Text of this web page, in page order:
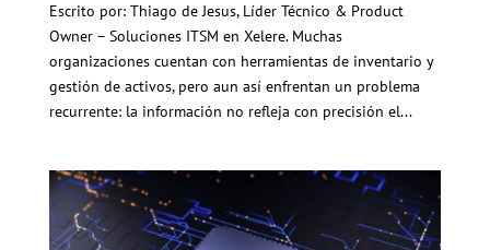
Escrito por: Thiago de Jesus, Líder Técnico & Product
Owner – Soluciones ITSM en Xelere. Muchas
organizaciones cuentan con herramientas de inventario y
gestión de activos, pero aun así enfrentan un problema
recurrente: la información no refleja con precisión el...